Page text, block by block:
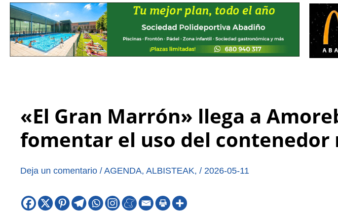
«El Gran Marrón» llega a
fomentar el uso del contenedor
Deja un comentario / AGENDA, ALBISTEAK, / 2026-05-11